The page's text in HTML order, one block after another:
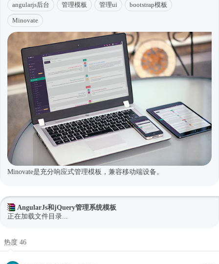
angularjs后台 管理模板 管理ui bootstrap模板
Minovate
Minovate是充分响应式管理模板，兼容移动端设备。
AngularJs和jQuery管理系统模板
正在加载文件目录...
热度 46